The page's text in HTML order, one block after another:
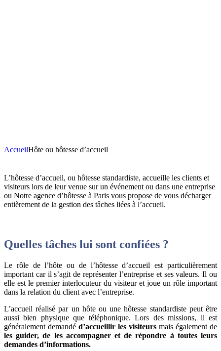
AccueilHôte ou hôtesse d’accueil
L’hôtesse d’accueil, ou hôtesse standardiste, accueille les clients et
visiteurs lors de leur venue sur un événement ou dans une entreprise
ou Notre agence d’hôtesse à Paris vous propose de vous décharger
entièrement de la gestion des tâches liées à l’accueil.
Quelles tâches lui sont confiées ?
Le rôle de l’hôte ou de l’hôtesse d’accueil est particulièrement
important car il s’agit de représenter l’entreprise et ses valeurs. Il ou
elle est le premier interlocuteur du visiteur et joue un rôle important
dans la relation du client avec l’entreprise.
L’accueil réalisé par un hôte ou une hôtesse standardiste peut être
aussi bien physique que téléphonique. Lors des missions, il est
généralement demandé d’accueillir les visiteurs mais également de
les guider, de les accompagner et de répondre à toutes leurs
demandes d’informations.